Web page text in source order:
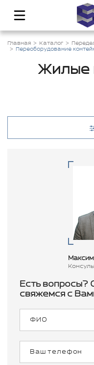
Главная Каталог
Переоборудование
Жилые
Есть вопросы?
свяжемся с